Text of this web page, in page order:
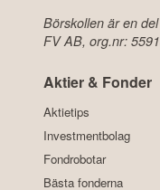
Börskollen är en
FV AB, org.nr:
Aktier & Fonder
Aktietips
Investmentbolag
Fondrobotar
Bästa fonderna